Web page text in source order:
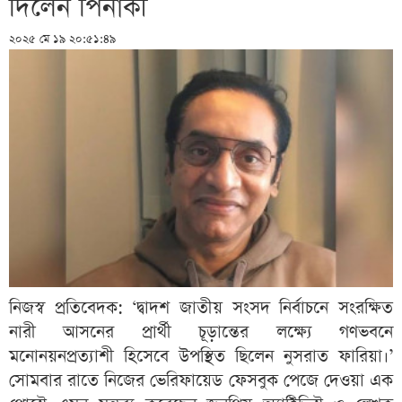
দিলেন পিনাকী
২০২৫ মে ১৯ ২০:৫১:৪৯
নিজস্ব প্রতিবেদক: ‘দ্বাদশ জাতীয় সংসদ নির্বাচনে সংরক্ষিত
নারী আসনের প্রার্থী চূড়ান্তের লক্ষ্যে গণভবনে
মনোনয়নপ্রত্যাশী হিসেবে উপস্থিত ছিলেন নুসরাত ফারিয়া।’
সোমবার রাতে নিজের ভেরিফায়েড ফেসবুক পেজে দেওয়া এক